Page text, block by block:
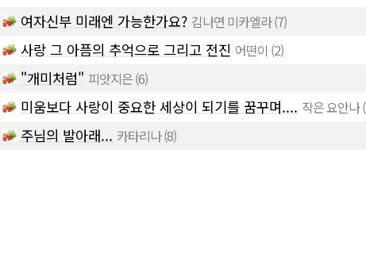
여자신부 미래엔 가능한가요? 김나연 미카엘라(7)
사랑 그 아픔의 추억으로 그리고 전진 어떤이 (2)
"개미처럼" 피앗지은(6)
미움보다 사랑이 중요한 세상이 되기를 꿈꾸며.... 작은 요안나
주님의 발아래... 카타리나(8)